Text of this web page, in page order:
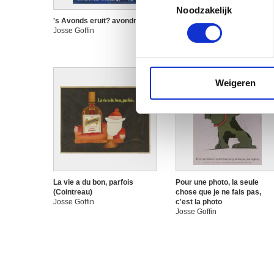
Lees meer over hoe uw
media, adverteren en
Noodzakelijk
Weigeren
's Avonds eruit? avondretour!
Josse Goffin
op de weg. Zaterdag A.S.
Josse Goffin
La vie a du bon, parfois
(Cointreau)
Josse Goffin
Pour une photo, la seule
chose que je ne fais pas,
c'est la photo
Josse Goffin